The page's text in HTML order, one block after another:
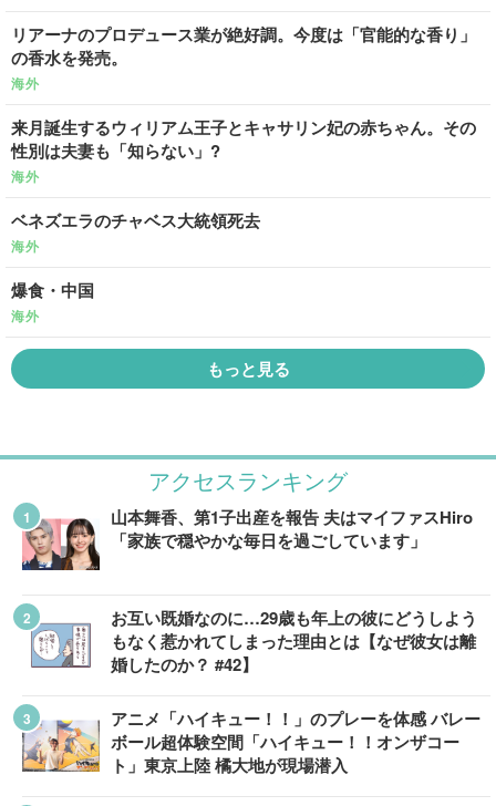
リアーナのプロデュース業が絶好調。今度は「官能的な香り」
の香水を発売。
海外
来月誕生するウィリアム王子とキャサリン妃の赤ちゃん。その
性別は夫妻も「知らない」?
海外
ベネズエラのチャベス大統領死去
海外
爆食・中国
海外
もっと見る
アクセスランキング
山本舞香、第1子出産を報告 夫はマイファスHiro
「家族で穏やかな毎日を過ごしています」
お互い既婚なのに…29歳も年上の彼にどうしよう
もなく惹かれてしまった理由とは【なぜ彼女は離
婚したのか？ #42】
アニメ「ハイキュー！！」のプレーを体感 バレー
ボール超体験空間「ハイキュー！！オンザコー
ト」東京上陸 橘大地が現場潜入